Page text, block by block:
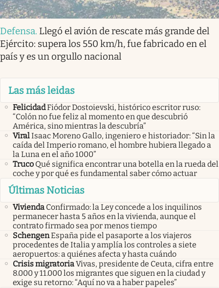
Defensa. Llegó el avión de rescate más grande del
Ejército: supera los 550 km/h, fue fabricado en el
país y es un orgullo nacional
Las más leidas
FelicidadFiódor Dostoievski, histórico escritor ruso:
“Colón no fue feliz al momento en que descubrió
América, sino mientras la descubría”
ViralIsaac Moreno Gallo, ingeniero e historiador: “Sin la
caída del Imperio romano, el hombre hubiera llegado a
la Luna en el año 1000”
Truco Qué significa encontrar una botella en la rueda del
coche y por qué es fundamental saber cómo actuar
Últimas Noticias
Vivienda Confirmado: la Ley concede a los inquilinos
permanecer hasta 5 años en la vivienda, aunque el
contrato firmado sea por menos tiempo
SchengenEspaña pide el pasaporte a los viajeros
procedentes de Italia y amplía los controles a siete
aeropuertos: a quiénes afecta y hasta cuándo
Crisis migratoriaVivas, presidente de Ceuta, cifra entre
8.000 y 11.000 los migrantes que siguen en la ciudad y
exige su retorno: “Aquí no va a haber papeles”